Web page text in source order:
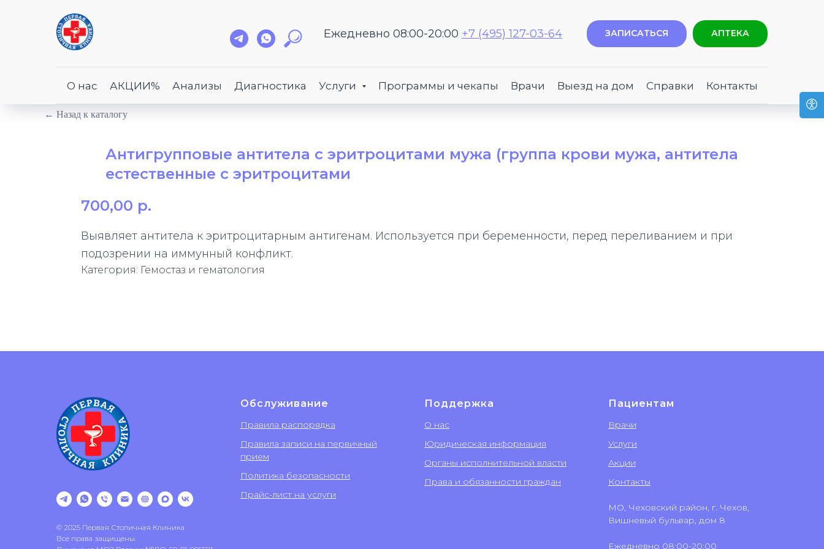
Ежедневно 08:00-20:00 +7 (495) 127-03-64 ЗАПИСАТЬСЯ АПТЕКА
О нас АКЦИИ% Анализы Диагностика Услуги Программы и чекапы Врачи Выезд на дом Справки Контакты
← Назад к каталогу
Антигрупповые антитела с эритроцитами мужа (группа крови мужа, антитела
естественные с эритроцитами
700,00 р.
Выявляет антитела к эритроцитарным антигенам. Используется при беременности, перед переливанием и при
подозрении на иммунный конфликт.
Категория: Гемостаз и гематология
© 2025 Первая Столичная Клиника
Все права защищены.
Обслуживание
Правила распорядка
Правила записи на первичный
прием
Политика безопасности
Прайс-лист на услуги
Поддержка
О нас
Юридическая информация
Органы исполнительной власти
Права и обязанности граждан
Пациентам
Врачи
Услуги
Акции
Контакты
МО, Чеховский район, г. Чехов,
Вишневый бульвар, дом 8
Ежедневно 08:00-20:00